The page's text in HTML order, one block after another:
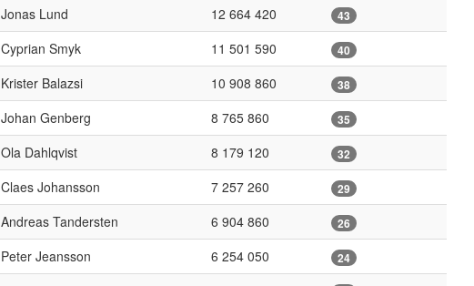
Jonas Lund 12 664 420 43
Cyprian Smyk 11 501 590 40
Krister Balazsi 10 908 860 38
Johan Genberg 8 765 860 35
Ola Dahlqvist 8 179 120 32
Claes Johansson 7 257 260 29
Andreas Tandersten 6 904 860 26
Peter Jeansson 6 254 050 24